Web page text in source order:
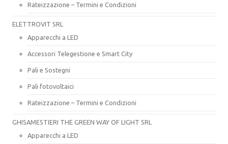
Rateizzazione – Termini e Condizioni
ELETTROVIT SRL
Apparecchi a LED
Accessori Telegestione e Smart City
Pali e Sostegni
Pali fotovoltaici
Rateizzazione – Termini e Condizioni
GHISAMESTIERI THE GREEN WAY OF LIGHT SRL
Apparecchi a LED